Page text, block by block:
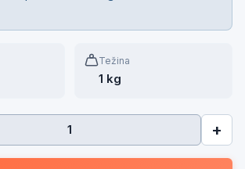
Težina
1 kg
+